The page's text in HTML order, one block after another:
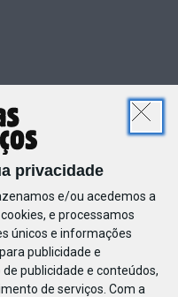
privacidade
e/ou acedemos a
e processamos
únicos e informações
publicidade e
publicidade e conteúdos,
de serviços. Com a